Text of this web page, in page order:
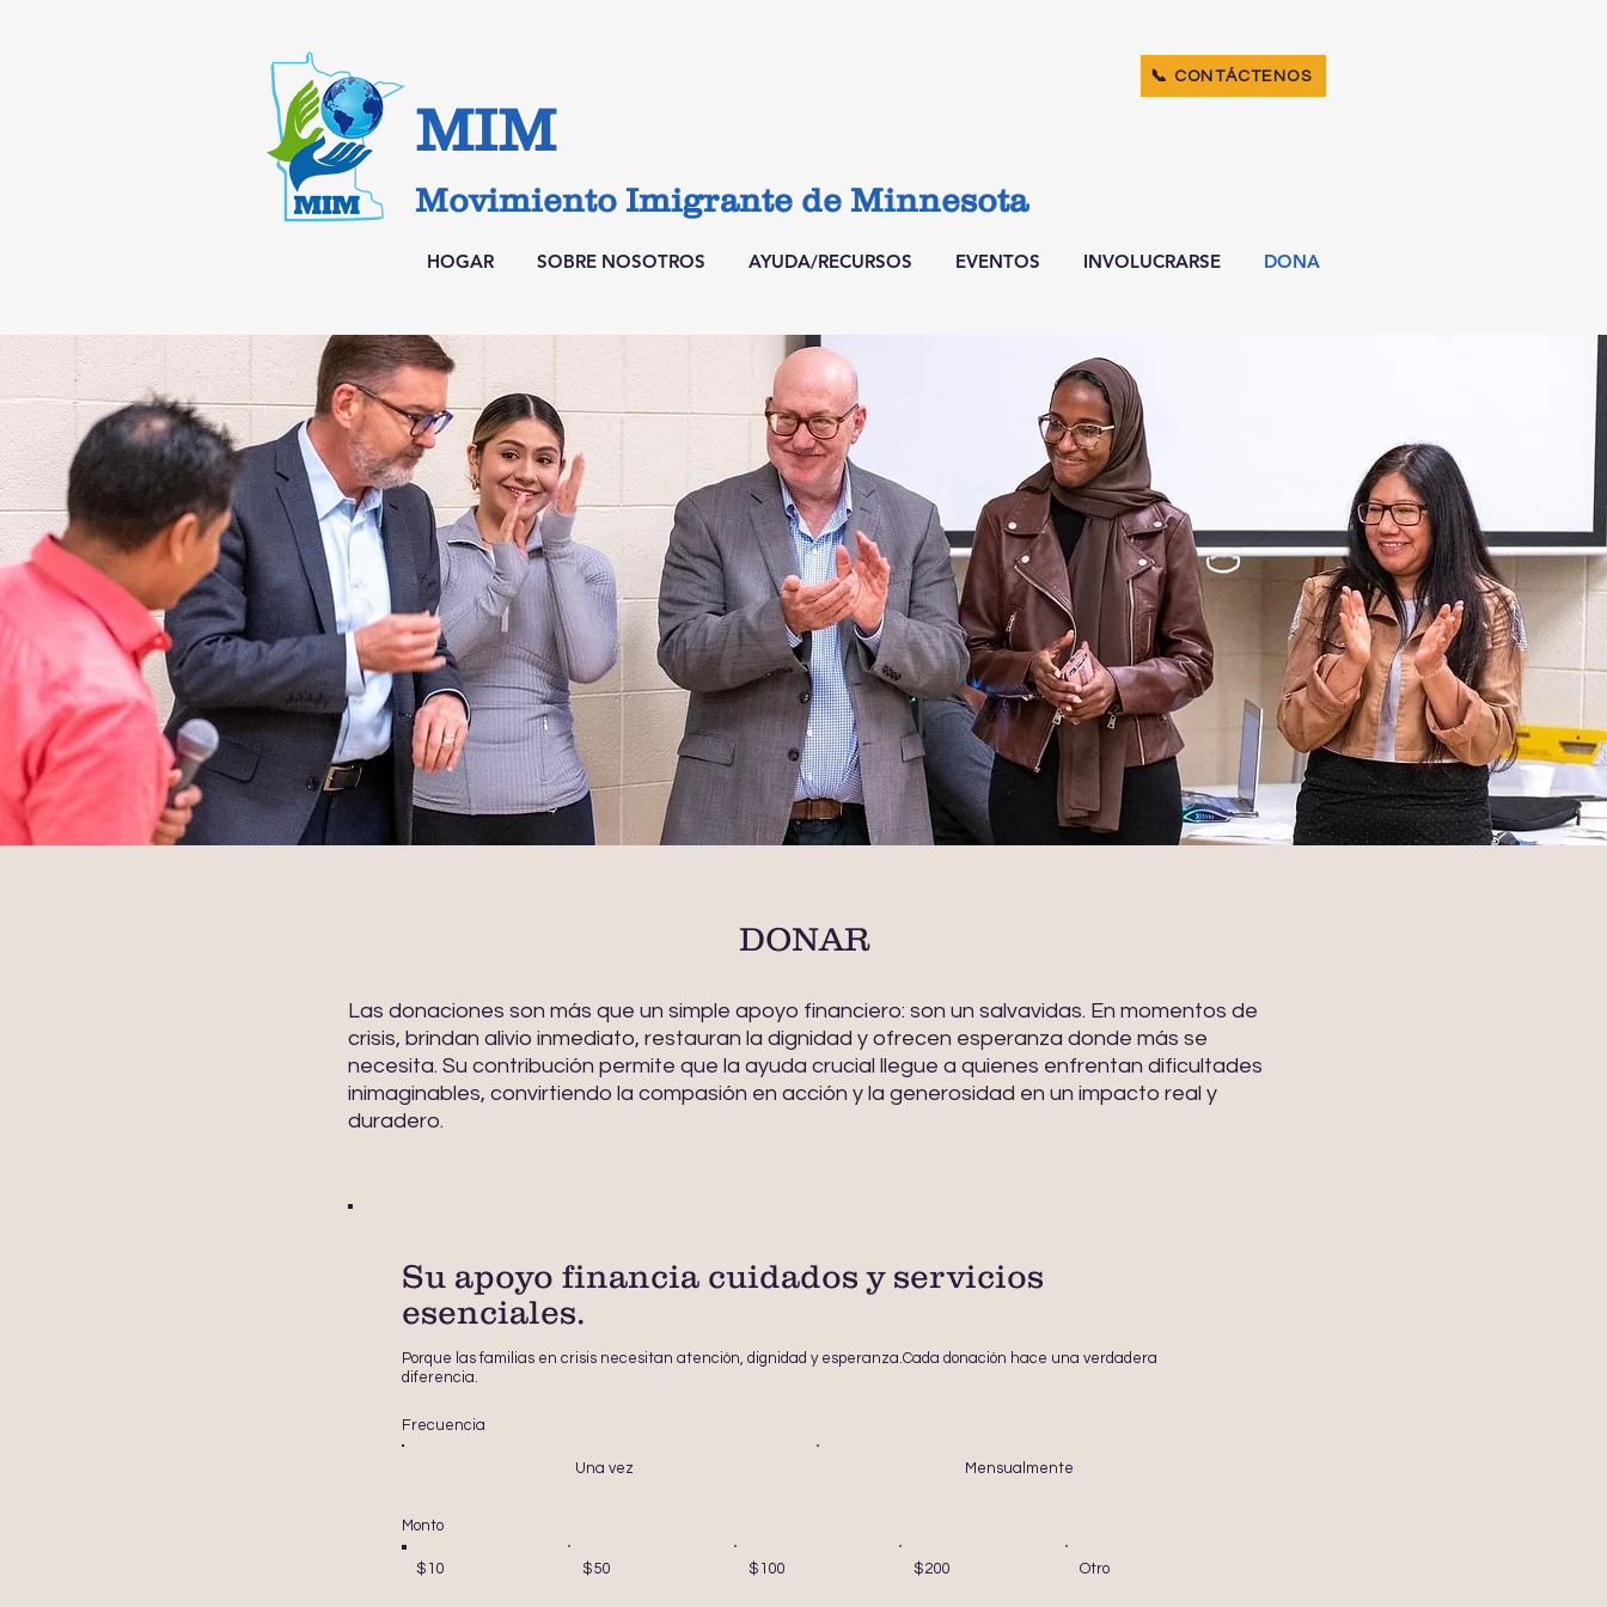
📞 CONTÁCTENOS
MIM
Movimiento Imigrante de Minnesota
HOGAR SOBRE NOSOTROS AYUDA/RECURSOS EVENTOS INVOLUCRARSE DONA
DONAR
Las donaciones son más que un simple apoyo financiero: son un salvavidas. En momentos de
crisis, brindan alivio inmediato, restauran la dignidad y ofrecen esperanza donde más se
necesita. Su contribución permite que la ayuda crucial llegue a quienes enfrentan dificultades
inimaginables, convirtiendo la compasión en acción y la generosidad en un impacto real y
duradero.
Su apoyo financia cuidados y servicios
esenciales.
Porque las familias en crisis necesitan atención, dignidad y esperanza.Cada donación hace una verdadera
diferencia.
Frecuencia
Una vez Mensualmente
Monto
$10 $50 $100 $200 Otro